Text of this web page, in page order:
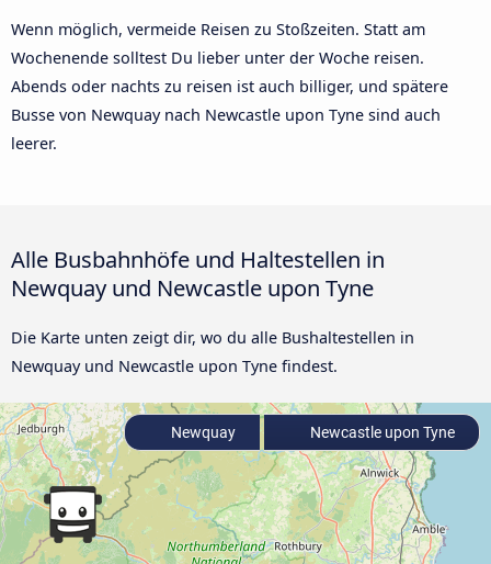
Wenn möglich, vermeide Reisen zu Stoßzeiten. Statt am
Wochenende solltest Du lieber unter der Woche reisen.
Abends oder nachts zu reisen ist auch billiger, und spätere
Busse von Newquay nach Newcastle upon Tyne sind auch
leerer.
Alle Busbahnhöfe und Haltestellen in
Newquay und Newcastle upon Tyne
Die Karte unten zeigt dir, wo du alle Bushaltestellen in
Newquay und Newcastle upon Tyne findest.
Newquay Newcastle upon Tyne